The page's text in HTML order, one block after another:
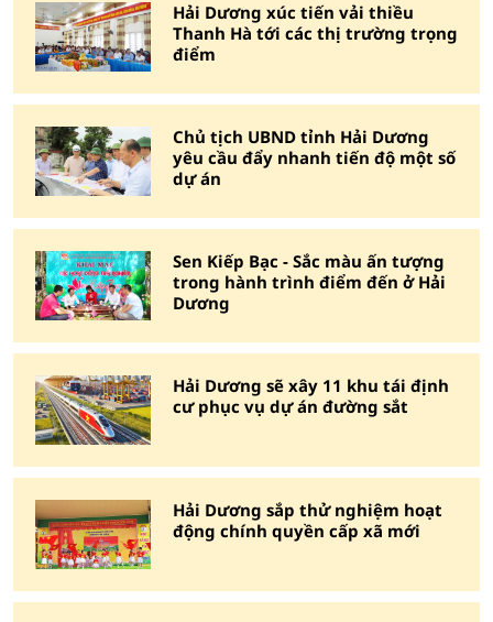
Hải Dương xúc tiến vải thiều
Thanh Hà tới các thị trường trọng
điểm
Chủ tịch UBND tỉnh Hải Dương
yêu cầu đẩy nhanh tiến độ một số
dự án
Sen Kiếp Bạc - Sắc màu ấn tượng
trong hành trình điểm đến ở Hải
Dương
Hải Dương sẽ xây 11 khu tái định
cư phục vụ dự án đường sắt
Hải Dương sắp thử nghiệm hoạt
động chính quyền cấp xã mới